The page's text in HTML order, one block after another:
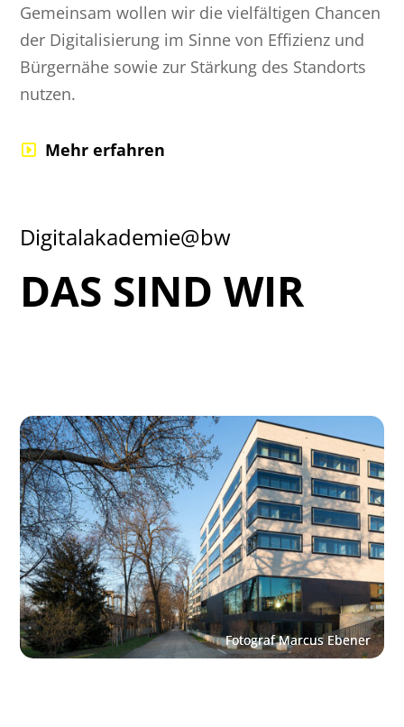
Gemeinsam wollen wir die vielfältigen Chancen
der Digitalisierung im Sinne von Effizienz und
Bürgernähe sowie zur Stärkung des Standorts
nutzen.
Mehr erfahren
Digitalakademie@bw
DAS SIND WIR